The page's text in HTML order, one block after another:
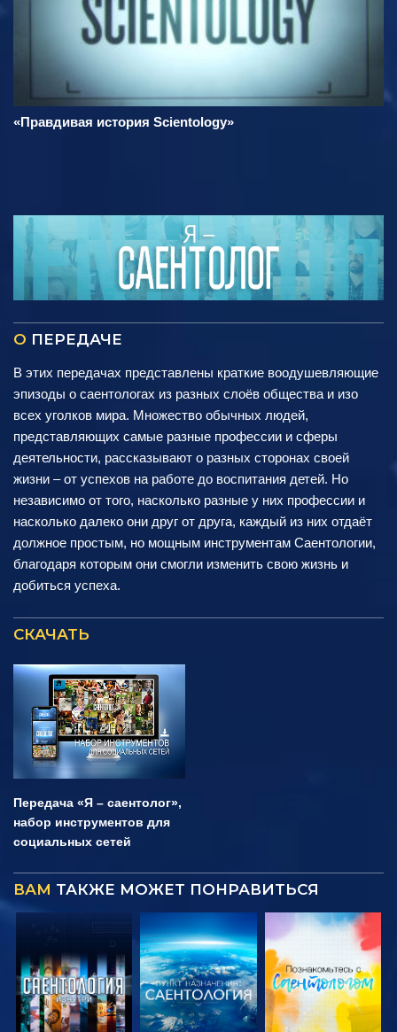
«Правдивая история Scientology»
О ПЕРЕДАЧЕ
В этих передачах представлены краткие воодушевляющие
эпизоды о саентологах из разных слоёв общества и изо
всех уголков мира. Множество обычных людей,
представляющих самые разные профессии и сферы
деятельности, рассказывают о разных сторонах своей
жизни – от успехов на работе до воспитания детей. Но
независимо от того, насколько разные у них профессии и
насколько далеко они друг от друга, каждый из них отдаёт
должное простым, но мощным инструментам Саентологии,
благодаря которым они смогли изменить свою жизнь и
добиться успеха.
СКАЧАТЬ
Передача «Я – саентолог»,
набор инструментов для
социальных сетей
ВАМ ТАКЖЕ МОЖЕТ ПОНРАВИТЬСЯ